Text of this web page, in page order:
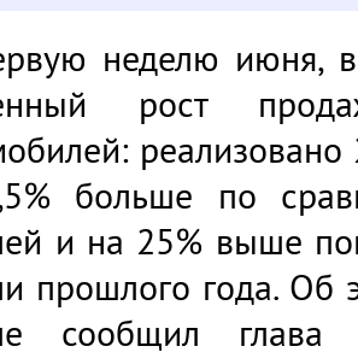
неделю июня,
рост
больше по
и на 25% выше
прошлого года. Об
сообщил глава